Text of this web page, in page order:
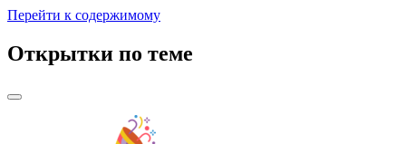
Перейти к содержимому
Открытки по теме